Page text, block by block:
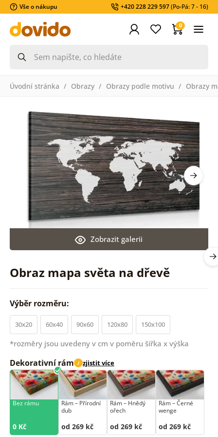
Vše o nákupu +420 228 229 597(Po-Pá: 7 - 16)
0
Úvodní stránka Obrazy Obrazy podle motivu Obrazy
Obraz mapa světa na dřevě
Zobrazit galerii
Výběr rozměru:
30x20 60x40 90x60 120x80 150x100
*rozměry jsou uvedeny v cm v poměru šířka x výška
Dekorativní rám i zjistit více
Bez rámu
0 Kč
Rám –⁠⁠⁠⁠⁠⁠ Přírodní
dub
od 269 kč
Rám –⁠⁠⁠⁠⁠⁠ Hnědý
ořech
od 269 kč
Rám –⁠⁠⁠⁠⁠⁠ Černé
wenge
od 269 kč